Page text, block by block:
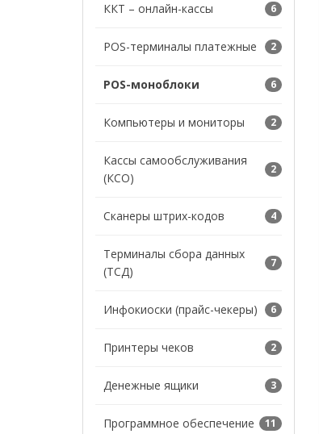
ККТ – онлайн-кассы 6
POS-терминалы платежные 2
POS-моноблоки 6
Компьютеры и мониторы 2
Кассы самообслуживания
(КСО)
2
Сканеры штрих-кодов 4
Терминалы сбора данных
(ТСД)
7
Инфокиоски (прайс-чекеры) 6
Принтеры чеков 2
Денежные ящики 3
Программное обеспечение 11